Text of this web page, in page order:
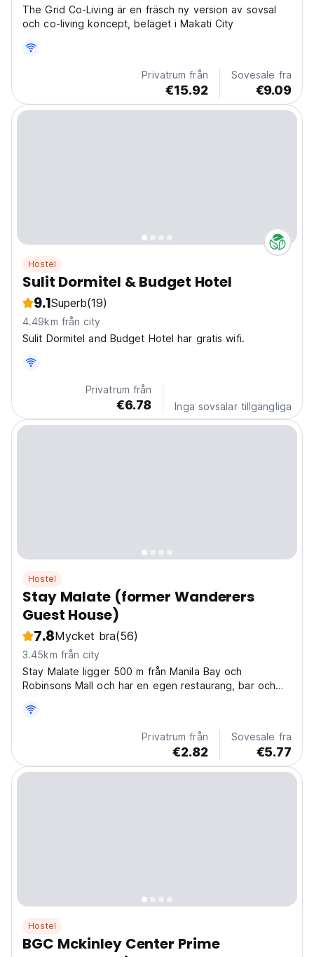
The Grid Co-Living är en fräsch ny version av sovsal
och co-living koncept, beläget i Makati City
Privatrum från
€15.92
Sovesale fra
€9.09
Hostel
Sulit Dormitel & Budget Hotel
9.1Superb(19)
4.49km från city
Sulit Dormitel and Budget Hotel har gratis wifi.
Privatrum från
€6.78 Inga sovsalar tillgängliga
Hostel
Stay Malate (former Wanderers
Guest House)
7.8Mycket bra(56)
3.45km från city
Stay Malate ligger 500 m från Manila Bay och
Robinsons Mall och har en egen restaurang, bar och
Privatrum från
€2.82
Sovesale fra
€5.77
Hostel
BGC Mckinley Center Prime